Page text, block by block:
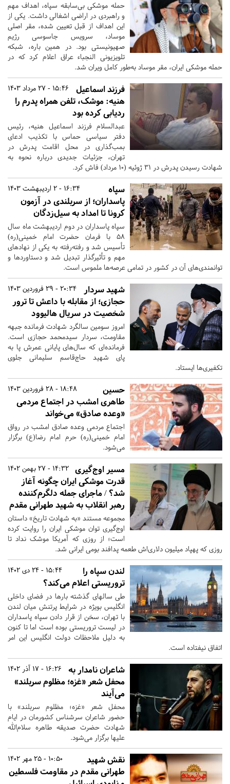
حمله موشکی بی‌سابقه سپاه،‌ اهداف مهم
و راهبردی در اراضی اشغالی داشت. یکی از
این اهداف از قبل تعیین شده، مقر اصلی
موساد، سرویس جاسوسی رژیم
صهیونیستی بود. در همین باره، شبکه
تلویزیونی النجباء عراق اعلام کرد که در
حمله موشکی ایران، مقر موساد به‌طور کامل ویران شد.
15:46 - 27 مرداد 1403
فرزند اسماعیل
هنیه: موشک، تلفن همراه پدرم را
ردیابی کرده بود
عبدالسلام فرزند اسماعیل هنیه، رئیس
دفتر سیاسی حماس با تکذیب ادعای
بمب‌گذاری در محل اقامت پدرش در
تهران، جزئیات جدیدی درباره نحوه به
شهادت رسیدن پدرش در 31 ژوئیه (10 مرداد) فاش کرد.
16:34 - 2 اردیبهشت 1403
سپاه
پاسداران؛ از سربلندی در آزمون
کرونا تا امداد به سیل‌زدگان
سپاه پاسداران در دوم اردیبهشت ماه سال
۵۸ با فرمان حضرت امام خمینی(ره)
تأسیس شد و رفته‌رفته به یکی از نهادهای
مهم و تأثیرگذار تبدیل شد و دستاوردها و
توانمند‌ی‌های آن در کشور در تمامی عرصه‌ها ملموس است.
20:34 - 29 فروردین 1403
شهید سردار
حجازی؛ از مقابله با داعش تا ترور
شخصیت در سریال هالیوود
امروز سومین سالگرد شهادت فرمانده جبهه
مقاومت، سردار سیدمحمد حجازی است.
فرمانده‌ای که سال‌های پایانی عمرش پا به
پای شهید حاج‌قاسم سلیمانی جلوی
تکفیری‌ها ایستاد.
18:48 - 28 فروردین 1403
حسین
طاهری امشب در اجتماع مردمی
«وعده صادق» می‌خواند
اجتماع مردمی وعده صادق امشب در رواق
امام خمینی(ره) حرم امام رضا(ع) برگزار
می‌شود.
14:32 - 27 بهمن 1402
مسیر اوج‌گیری
قدرت موشکی ایران چگونه آغاز
شد؟ / ماجرای جمله دلگرم‌کننده
رهبر انقلاب به شهید طهرانی مقدم
مجموعه مستند «به شهادت تاریخ» داستان
اوج‌گیری توان موشکی ایران را روایت کرده
است؛‌ از روزی که آمریکا موشک نداد تا
روزی که پهپاد میلیون‌ دلاری‌اش طعمه پدافند بومی ایرانی شد.
15:44 - 24 دی 1402
لندن سپاه را
تروریستی اعلام می‌کند؟
طی سالهای گذشته بارها در فضای داخلی
انگلیس بویژه در شرایط پرتنش میان لندن
با تهران، سخن از قرار دادن سپاه پاسداران
در لیست تروریستی بوده است اما تا کنون
به دلیل ملاحظات دولت انگلیس این امر
اتفاق نیفتاده است.
16:26 - 17 آذر 1402
شاعران نامدار به
محفل شعر «غزه؛ مظلوم سربلند»
می‌آیند
محفل شعر «غزه؛ مظلوم سربلند» با
حضور شاعران سرشناس کشورمان در ایام
شهادت حضرت صدیقه طاهره سلام‌الله
علیها برگزار می‌شود.
10:50 - 25 مهر 1402
نقش شهید
طهرانی مقدم در مقاومت فلسطین